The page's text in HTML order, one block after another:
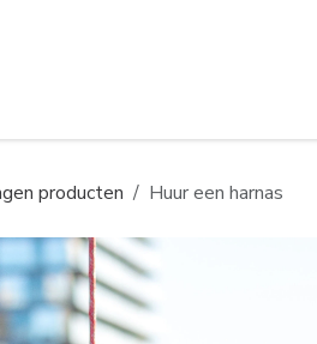
producten Huur een harnas